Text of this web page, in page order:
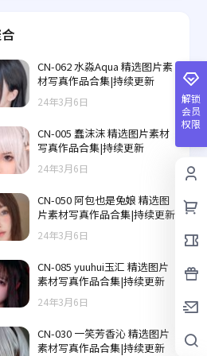
CN-062 水淼Aqua 精选图片素
材写真作品合集|持续更新
24年3月6日
CN-005 蠢沫沫 精选图片素材
写真作品合集|持续更新
24年3月6日
CN-050 阿包也是兔娘 精选图
片素材写真作品合集|持续更新
24年3月6日
CN-085 yuuhui玉汇 精选图片
素材写真作品合集|持续更新
24年3月6日
CN-030 一笑芳香沁 精选图片
素材写真作品合集|持续更新
解锁
会员
权限